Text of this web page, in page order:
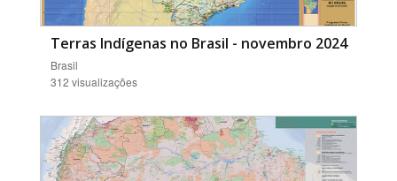
Terras Indígenas no Brasil - novembro 2024
Brasil
312 visualizações